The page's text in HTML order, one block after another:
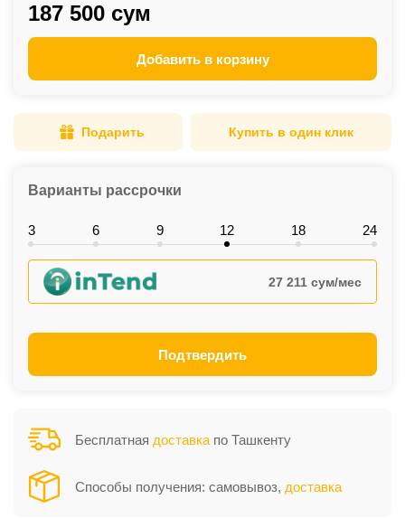
187 500 сум
Добавить в корзину
Подарить Купить в один клик
Варианты рассрочки
3 6 9 12 18 24
27 211 сум/мес
Подтвердить
Бесплатная доставка по Ташкенту
Способы получения: самовывоз, доставка